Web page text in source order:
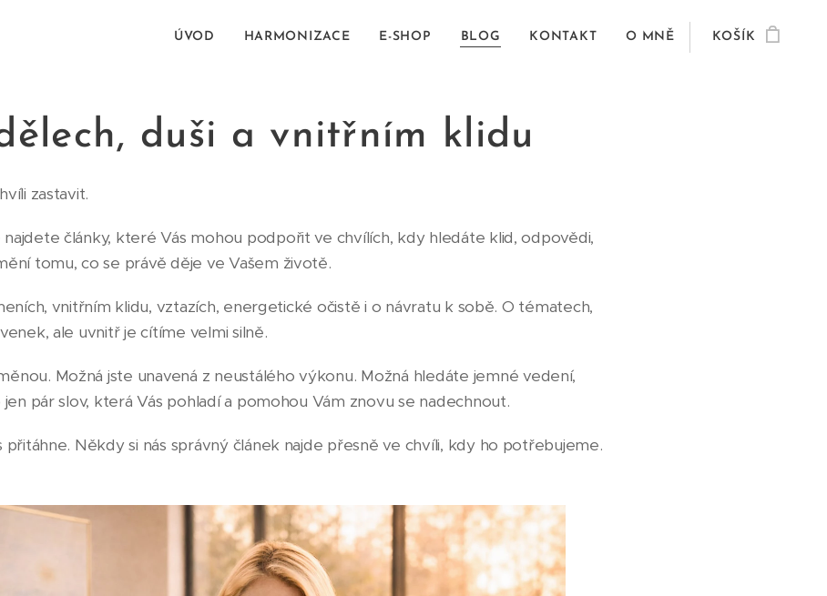
ÚVOD HARMONIZACE E-SHOP BLOG KONTAKT O MNĚ KOŠÍK
duši a vnitřním klidu
zastavit.
články, které Vás mohou podpořit ve chvílích, kdy hledáte klid, odpovědi,
tomu, co se právě děje ve Vašem životě.
vnitřním klidu, vztazích, energetické očistě i o návratu k sobě. O tématech,
ale uvnitř je cítíme velmi silně.
Možná jste unavená z neustálého výkonu. Možná hledáte jemné vedení,
pár slov, která Vás pohladí a pomohou Vám znovu se nadechnout.
Někdy si nás správný článek najde přesně ve chvíli, kdy ho potřebujeme.